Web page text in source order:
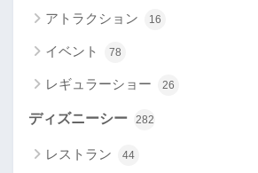
アトラクション 16
イベント 78
レギュラーショー 26
ディズニーシー 282
レストラン 44